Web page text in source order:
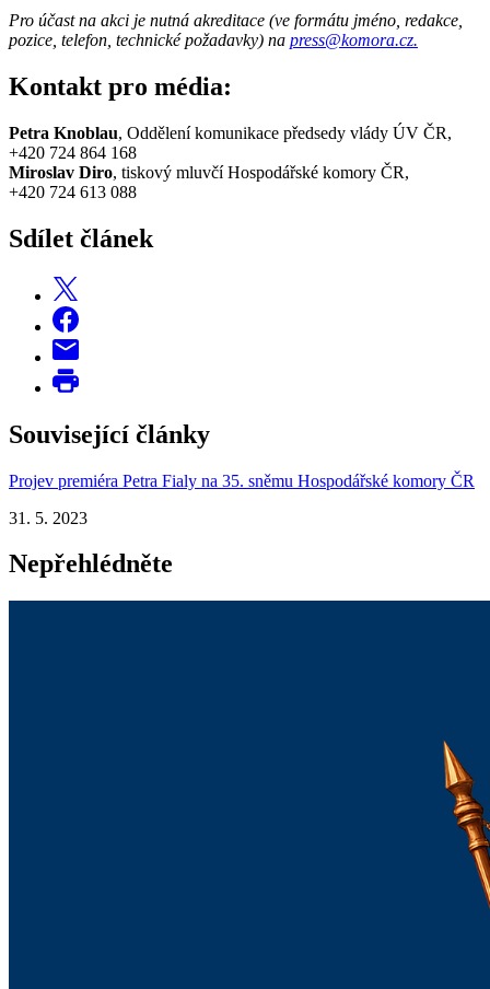
Pro účast na akci je nutná akreditace (ve formátu jméno, redakce,
pozice, telefon, technické požadavky) na press@komora.cz.
Kontakt pro média:
Petra Knoblau, Oddělení komunikace předsedy vlády ÚV ČR,
+420 724 864 168
Miroslav Diro, tiskový mluvčí Hospodářské komory ČR,
+420 724 613 088
Sdílet článek
Související články
Projev premiéra Petra Fialy na 35. sněmu Hospodářské komory ČR
31. 5. 2023
Nepřehlédněte